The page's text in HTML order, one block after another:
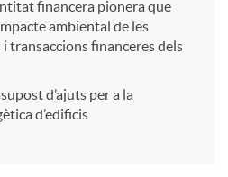
financera pionera que
ambiental de les
transaccions financeres dels
d’ajuts per a la
d’edificis